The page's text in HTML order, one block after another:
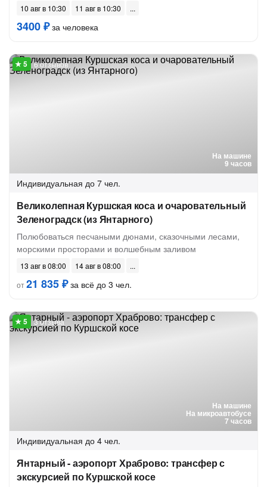
10 авг в 10:30 11 авг в 10:30
3400 ₽за человека
На машине
9 часов
6 отзывов
Индивидуальная до 7 чел.
Великолепная Куршская коса и очаровательный
Зеленоградск (из Янтарного)
Полюбоваться песчаными дюнами, сказочными лесами,
морскими просторами и волшебным заливом
13 авг в 08:00
14 авг в 08:00
от21 835 ₽за всё до 3 чел.
На машине
На микроавтобусе
7 часов
3 отзыва
Индивидуальная до 4 чел.
Янтарный - аэропорт Храброво: трансфер с
экскурсией по Куршской косе